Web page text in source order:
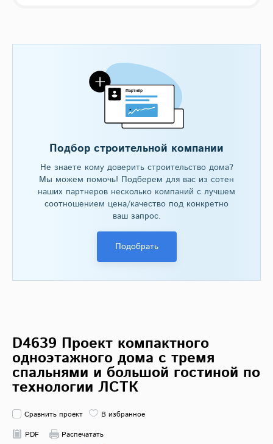
Подбор строительной компании
Не знаете кому доверить строительство дома?
Мы можем помочь! Подберем для вас из сотен
наших партнеров несколько компаний с лучшем
соотношением цена/качество под конкретно
ваш запрос.
Подобрать
D4639 Проект компактного
одноэтажного дома с тремя
спальнями и большой гостиной по
технологии ЛСТК
Сравнить проект
В избранное
PDF
Распечатать